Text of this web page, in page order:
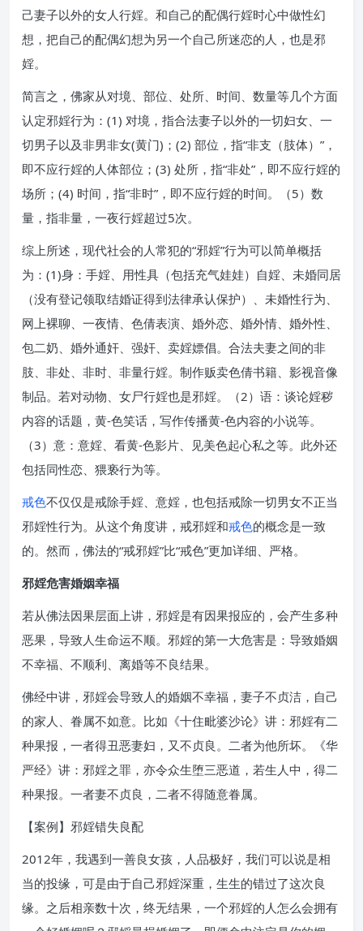
己妻子以外的女人行婬。和自己的配偶行婬时心中做性幻
想，把自己的配偶幻想为另一个自己所迷恋的人，也是邪
婬。
简言之，佛家从对境、部位、处所、时间、数量等几个方面
认定邪婬行为：(1) 对境，指合法妻子以外的一切妇女、一
切男子以及非男非女(黄门)；(2) 部位，指“非支（肢体）”，
即不应行婬的人体部位；(3) 处所，指“非处”，即不应行婬的
场所；(4) 时间，指“非时”，即不应行婬的时间。（5）数
量，指非量，一夜行婬超过5次。
综上所述，现代社会的人常犯的“邪婬”行为可以简单概括
为：(1)身：手婬、用性具（包括充气娃娃）自婬、未婚同居
（没有登记领取结婚证得到法律承认保护）、未婚性行为、
网上裸聊、一夜情、色倩表演、婚外恋、婚外情、婚外性、
包二奶、婚外通奸、强奸、卖婬嫖倡。合法夫妻之间的非
肢、非处、非时、非量行婬。制作贩卖色倩书籍、影视音像
制品。若对动物、女尸行婬也是邪婬。（2）语：谈论婬秽
内容的话题，黄-色笑话，写作传播黄-色内容的小说等。
（3）意：意婬、看黄-色影片、见美色起心私之等。此外还
包括同性恋、猥亵行为等。
戒色不仅仅是戒除手婬、意婬，也包括戒除一切男女不正当
邪婬性行为。从这个角度讲，戒邪婬和戒色的概念是一致
的。然而，佛法的“戒邪婬”比“戒色”更加详细、严格。
邪婬危害婚姻幸福
若从佛法因果层面上讲，邪婬是有因果报应的，会产生多种
恶果，导致人生命运不顺。邪婬的第一大危害是：导致婚姻
不幸福、不顺利、离婚等不良结果。
佛经中讲，邪婬会导致人的婚姻不幸福，妻子不贞洁，自己
的家人、眷属不如意。比如《十住毗婆沙论》讲：邪婬有二
种果报，一者得丑恶妻妇，又不贞良。二者为他所坏。《华
严经》讲：邪婬之罪，亦令众生堕三恶道，若生人中，得二
种果报。一者妻不贞良，二者不得随意眷属。
【案例】邪婬错失良配
2012年，我遇到一善良女孩，人品极好，我们可以说是相
当的投缘，可是由于自己邪婬深重，生生的错过了这次良
缘。之后相亲数十次，终无结果，一个邪婬的人怎么会拥有